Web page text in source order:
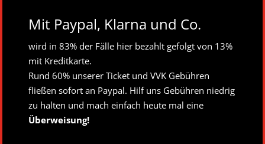
Mit Paypal, Klarna und Co.
wird in 83% der Fälle hier bezahlt gefolgt von 13%
mit Kreditkarte.
Rund 60% unserer Ticket und VVK Gebühren
fließen sofort an Paypal. Hilf uns Gebühren niedrig
zu halten und mach einfach heute mal eine
Überweisung!